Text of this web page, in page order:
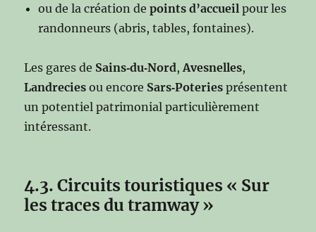
ou de la création depoints d’accueil pour les
randonneurs (abris, tables, fontaines).
Les gares de Sains‑du‑Nord,Avesnelles,
Landrecies ou encore Sars‑Poteries présentent
un potentiel patrimonial particulièrement
intéressant.
4.3. Circuits touristiques « Sur
les traces du tramway »